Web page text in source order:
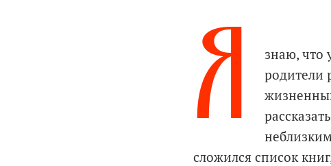
Я
знаю, что
родители
сложился список